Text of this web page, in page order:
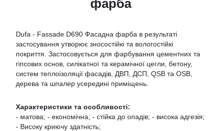
фарба
Dufa - Fassade D690 Фасадна фарба в результаті
застосування утворює зносостійкі та вологостійкі
покриття. Застосовується для фарбування цементних та
гіпсових основ, силікатної та керамічної цегли, бетону,
систем теплоізоляції фасадів, ДВП, ДСП, QSB та OSB,
дерева та шпалер усередині приміщень.
Характеристики та особливості:
- матова; - економічна; - стійка до опадів; - висока адгезія;
- Високу криючу здатність;